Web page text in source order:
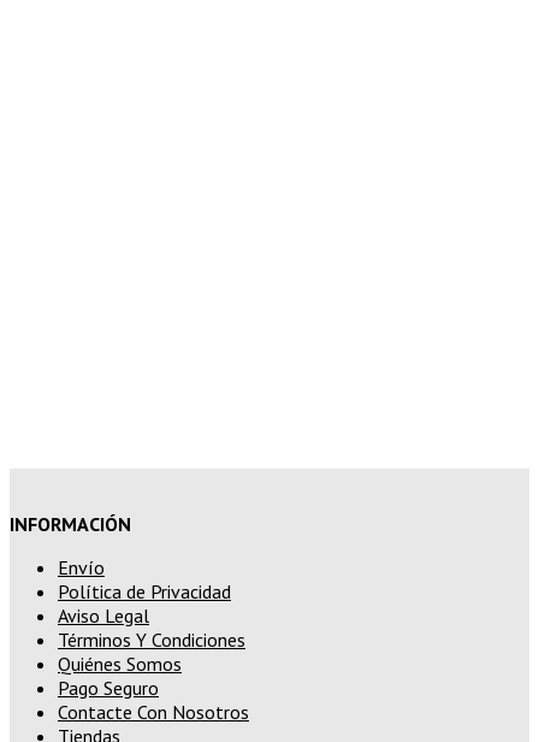
INFORMACIÓN
Envío
Política de Privacidad
Aviso Legal
Términos Y Condiciones
Quiénes Somos
Pago Seguro
Contacte Con Nosotros
Tiendas